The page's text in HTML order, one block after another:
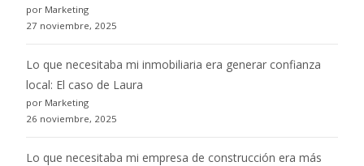
por Marketing
27 noviembre, 2025
Lo que necesitaba mi inmobiliaria era generar confianza
local: El caso de Laura
por Marketing
26 noviembre, 2025
Lo que necesitaba mi empresa de construcción era más